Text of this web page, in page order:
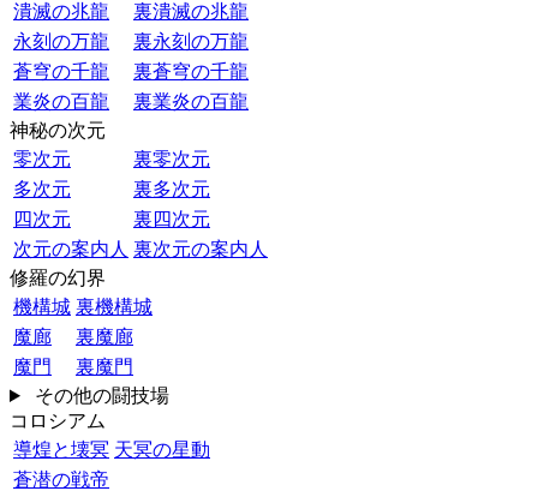
潰滅の兆龍
裏潰滅の兆龍
永刻の万龍
裏永刻の万龍
蒼穹の千龍
裏蒼穹の千龍
業炎の百龍
裏業炎の百龍
神秘の次元
零次元
裏零次元
多次元
裏多次元
四次元
裏四次元
次元の案内人 裏次元の案内人
修羅の幻界
機構城 裏機構城
魔廊
裏魔廊
魔門
裏魔門
その他の闘技場
コロシアム
導煌と壊冥 天冥の星動
蒼潜の戦帝